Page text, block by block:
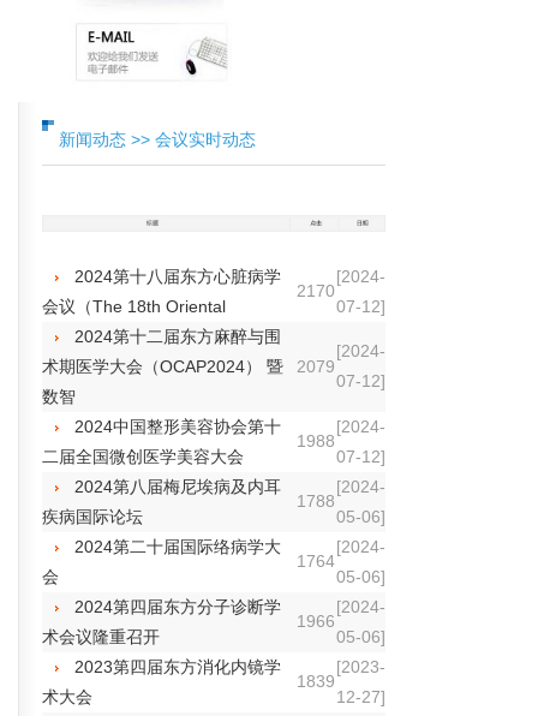
新闻动态 >> 会议实时动态
2024第十八届东方心脏病学
会议（The 18th Oriental
2170
[2024-
07-12]
2024第十二届东方麻醉与围
术期医学大会（OCAP2024） 暨
数智
2079
[2024-
07-12]
2024中国整形美容协会第十
二届全国微创医学美容大会
1988
[2024-
07-12]
2024第八届梅尼埃病及内耳
疾病国际论坛
1788
[2024-
05-06]
2024第二十届国际络病学大
会
1764
[2024-
05-06]
2024第四届东方分子诊断学
术会议隆重召开
1966
[2024-
05-06]
2023第四届东方消化内镜学
术大会
1839
[2023-
12-27]